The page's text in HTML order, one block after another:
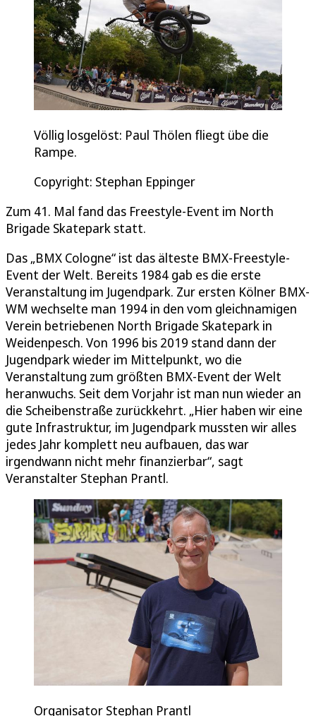
Völlig losgelöst: Paul Thölen fliegt übe die
Rampe.
Copyright: Stephan Eppinger
Zum 41. Mal fand das Freestyle-Event im North
Brigade Skatepark statt.
Das „BMX Cologne“ ist das älteste BMX-Freestyle-
Event der Welt. Bereits 1984 gab es die erste
Veranstaltung im Jugendpark. Zur ersten Kölner BMX-
WM wechselte man 1994 in den vom gleichnamigen
Verein betriebenen North Brigade Skatepark in
Weidenpesch. Von 1996 bis 2019 stand dann der
Jugendpark wieder im Mittelpunkt, wo die
Veranstaltung zum größten BMX-Event der Welt
heranwuchs. Seit dem Vorjahr ist man nun wieder an
die Scheibenstraße zurückkehrt. „Hier haben wir eine
gute Infrastruktur, im Jugendpark mussten wir alles
jedes Jahr komplett neu aufbauen, das war
irgendwann nicht mehr finanzierbar“, sagt
Veranstalter Stephan Prantl.
Organisator Stephan Prantl